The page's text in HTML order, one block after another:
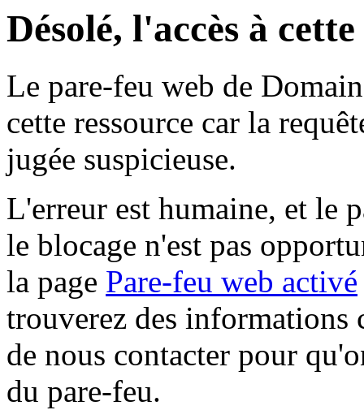
Désolé, l'accès à
Le pare-feu web de
cette ressource car la
jugée suspicieuse.
L'erreur est humaine, et le
le blocage n'est pas
la page Pare-feu web activé
trouverez des informations
de nous contacter pour
du pare-feu.